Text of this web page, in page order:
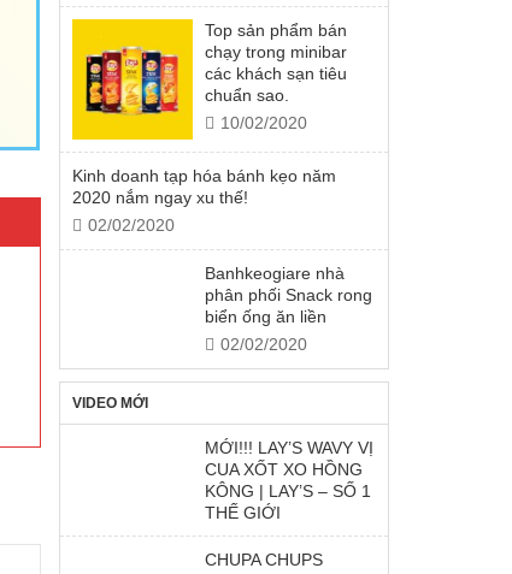
Top sản phẩm bán
chạy trong minibar
các khách sạn tiêu
chuẩn sao.
10/02/2020
Kinh doanh tạp hóa bánh kẹo năm
2020 nắm ngay xu thế!
02/02/2020
Banhkeogiare nhà
phân phối Snack rong
biển ống ăn liền
02/02/2020
VIDEO MỚI
MỚI!!! LAY’S WAVY VỊ
CUA XỐT XO HỒNG
KÔNG | LAY’S – SỐ 1
THẾ GIỚI
CHUPA CHUPS